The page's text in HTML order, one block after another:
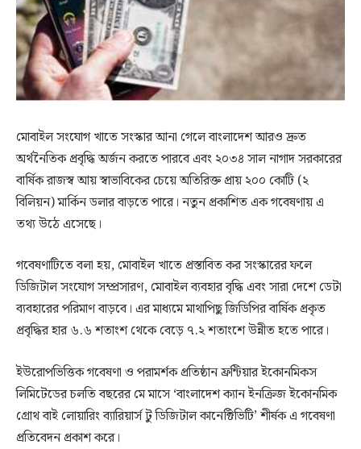
মোবাইল সংযোগ খাতে সংস্কার আনা গেলে বাংলাদেশ আরও দ্রুত
অর্থনৈতিক প্রবৃদ্ধি অর্জন করতে পারবে এবং ২০৩৪ সাল নাগাদ সরকারের
বার্ষিক রাজস্ব আয় স্বাভাবিকের চেয়ে অতিরিক্ত প্রায় ২০০ কোটি (২
বিলিয়ন) মার্কিন ডলার বাড়তে পারে। নতুন প্রকাশিত এক গবেষণায় এ
তথ্য উঠে এসেছে।
গবেষণাটিতে বলা হয়, মোবাইল খাতে প্রস্তাবিত কর সংস্কারের ফলে
ডিজিটাল সংযোগ সম্প্রসারণ, মোবাইল ব্যবহার বৃদ্ধি এবং সারা দেশে ডেটা
ব্যবহারের পরিমাণ বাড়বে। এর মাধ্যমে মাথাপিছু জিডিপির বার্ষিক প্রকৃত
প্রবৃদ্ধির হার ৬.৬ শতাংশ থেকে বেড়ে ৭.২ শতাংশে উন্নীত হতে পারে।
ইউরোপভিত্তিক গবেষণা ও পরামর্শক প্রতিষ্ঠান ফ্রন্টিয়ার ইকোনমিকস
লিমিটেডের চলতি বছরের মে মাসে ‘বাংলাদেশ ক্যান ইনক্রিজ ইকোনমিক
গ্রোথ বাই লোয়ারিং ব্যারিয়ার্স টু ডিজিটাল কানেক্টিভিটি’ শীর্ষক এ গবেষণা
প্রতিবেদন প্রকাশ করে।